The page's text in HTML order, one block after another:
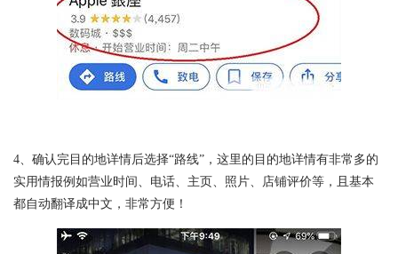
4、确认完目的地详情后选择“路线”，这里的目的地详情有非常多的
实用情报例如营业时间、电话、主页、照片、店铺评价等，且基本
都自动翻译成中文，非常方便！